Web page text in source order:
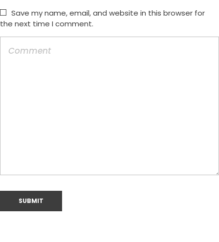
Save my name, email, and website in this browser for
the next time I comment.